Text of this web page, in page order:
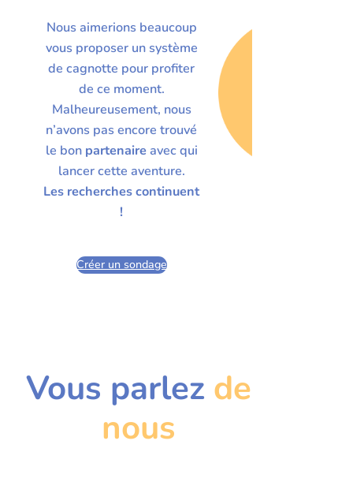
Nous aimerions beaucoup
vous proposer un système
de cagnotte pour profiter
de ce moment.
Malheureusement, nous
n’avons pas encore trouvé
le bon partenaireavec qui
lancer cette aventure.
Les recherches continuent
!
Créer un sondage
Vous parlez de
nous